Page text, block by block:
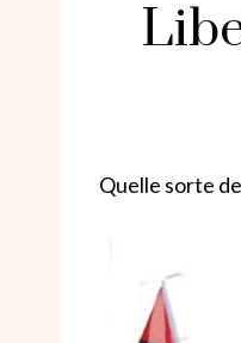
Quelle sorte